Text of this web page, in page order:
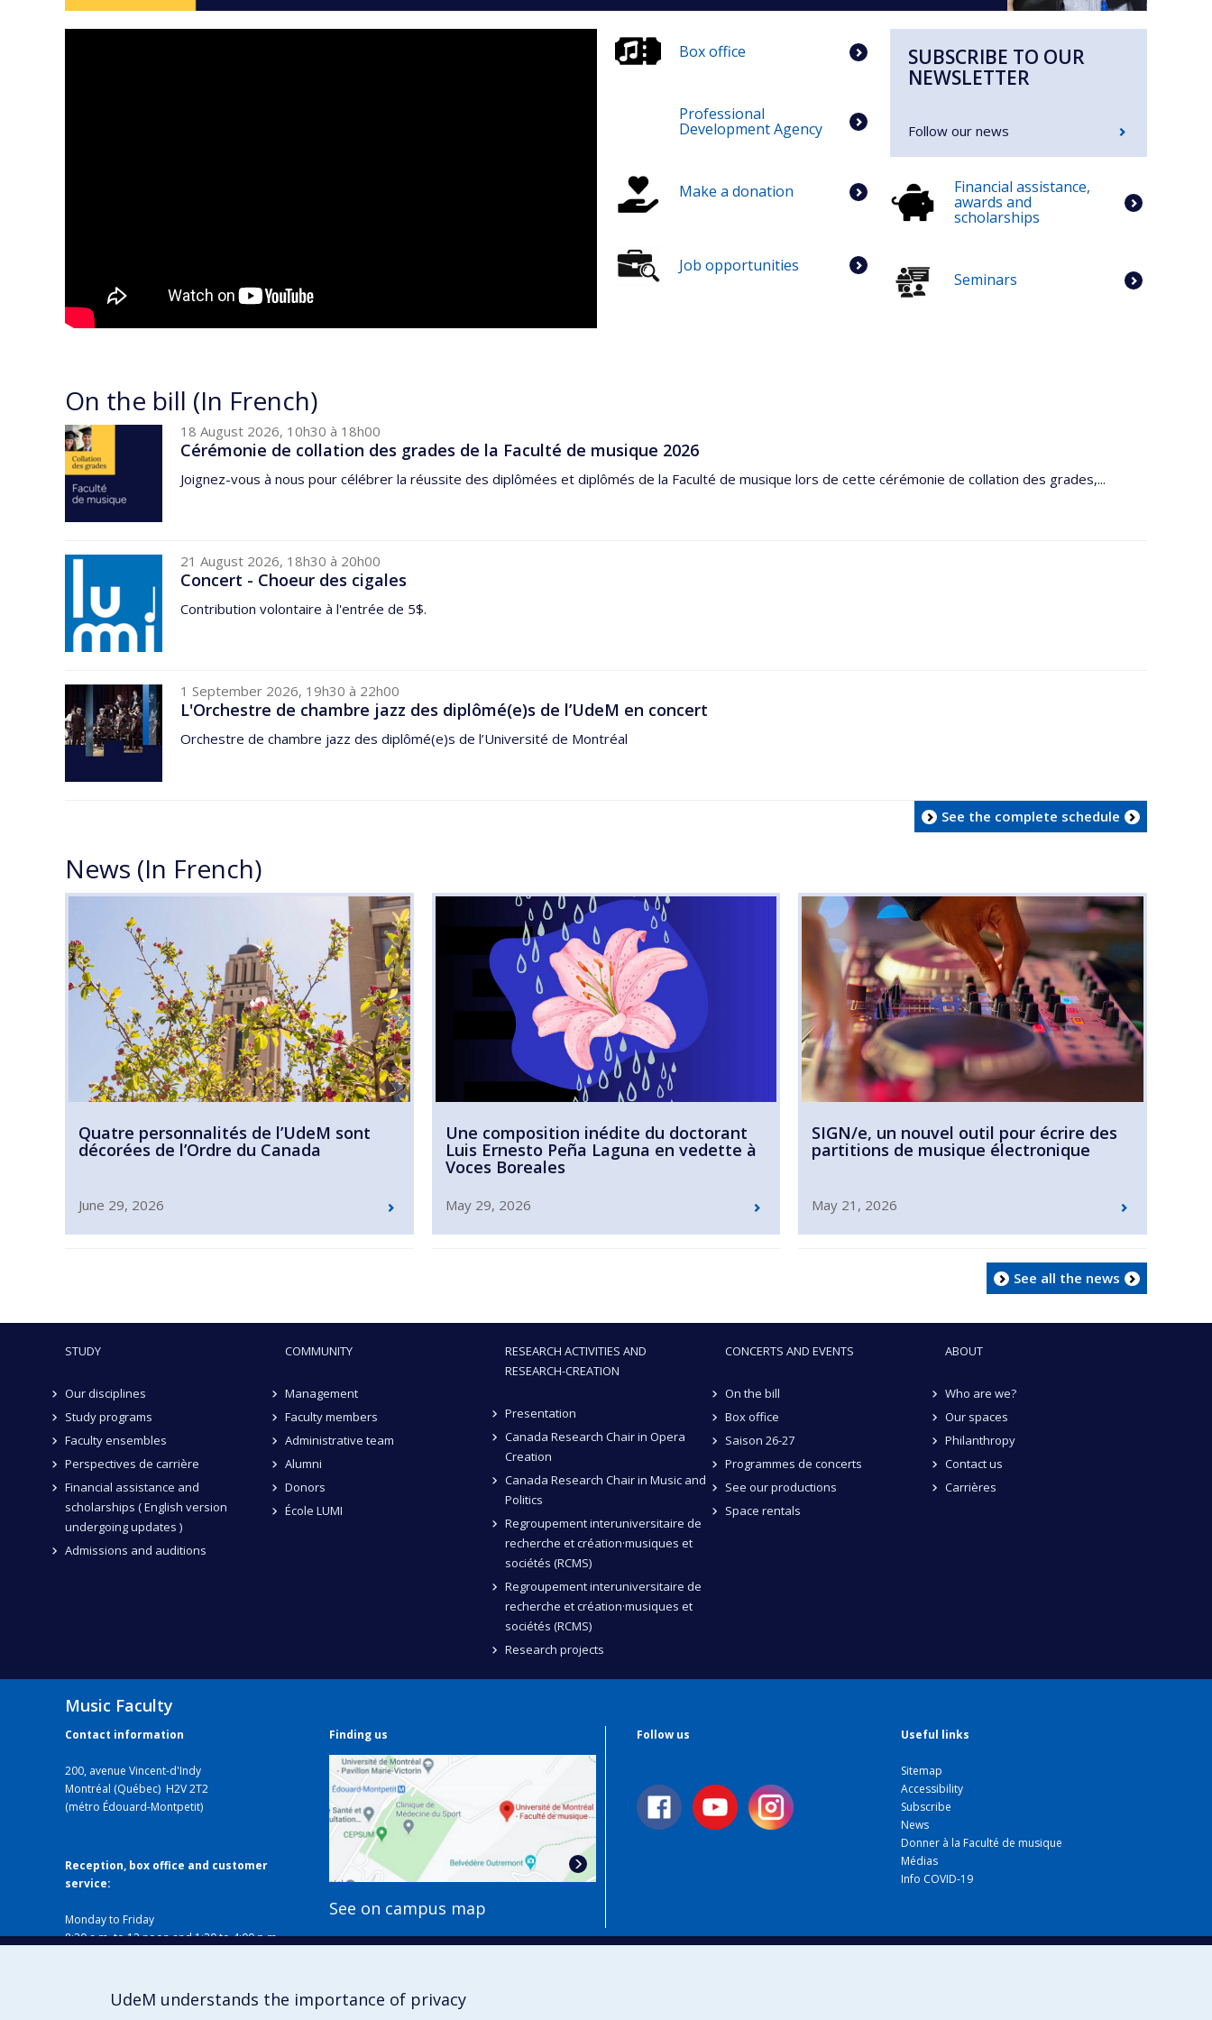
Box office
Professional
Development Agency
Make a donation
Job opportunities
SUBSCRIBE TO OUR
NEWSLETTER
Follow our news
Financial assistance,
awards and
scholarships
Seminars
On the bill (In French)
18 August 2026, 10h30 à 18h00
Cérémonie de collation des grades de la Faculté de musique 2026
Joignez-vous à nous pour célébrer la réussite des diplômées et diplômés de la Faculté de musique lors de cette cérémonie de collation des grades,...
21 August 2026, 18h30 à 20h00
Concert - Choeur des cigales
Contribution volontaire à l'entrée de 5$.
1 September 2026, 19h30 à 22h00
L'Orchestre de chambre jazz des diplômé(e)s de l’UdeM en concert
Orchestre de chambre jazz des diplômé(e)s de l’Université de Montréal
See the complete schedule
News (In French)
Quatre personnalités de l’UdeM sont
décorées de l’Ordre du Canada
June 29, 2026
Une composition inédite du doctorant
Luis Ernesto Peña Laguna en vedette à
Voces Boreales
May 29, 2026
SIGN/e, un nouvel outil pour écrire des
partitions de musique électronique
May 21, 2026
See all the news
STUDY
Our disciplines
Study programs
Faculty ensembles
Perspectives de carrière
Financial assistance and
scholarships ( English version
undergoing updates )
Admissions and auditions
COMMUNITY
Management
Faculty members
Administrative team
Alumni
Donors
École LUMI
RESEARCH ACTIVITIES AND
RESEARCH-CREATION
Presentation
Canada Research Chair in Opera
Creation
Canada Research Chair in Music and
Politics
Regroupement interuniversitaire de
recherche et création·musiques et
sociétés (RCMS)
Regroupement interuniversitaire de
recherche et création·musiques et
sociétés (RCMS)
Research projects
CONCERTS AND EVENTS
On the bill
Box office
Saison 26-27
Programmes de concerts
See our productions
Space rentals
ABOUT
Who are we?
Our spaces
Philanthropy
Contact us
Carrières
Music Faculty
Contact information
200, avenue Vincent-d'Indy
Montréal (Québec) H2V 2T2
(métro Édouard-Montpetit)
Reception, box office and customer
service:
Monday to Friday
8:30 a.m. to 12 noon and 1:30 to 4:00 p.m.
514 343-6427
musique@umontreal.ca
Finding us
See on campus map
Follow us Useful links
Sitemap
Accessibility
Subscribe
News
Donner à la Faculté de musique
Médias
Info COVID-19
UdeM understands the importance of privacy